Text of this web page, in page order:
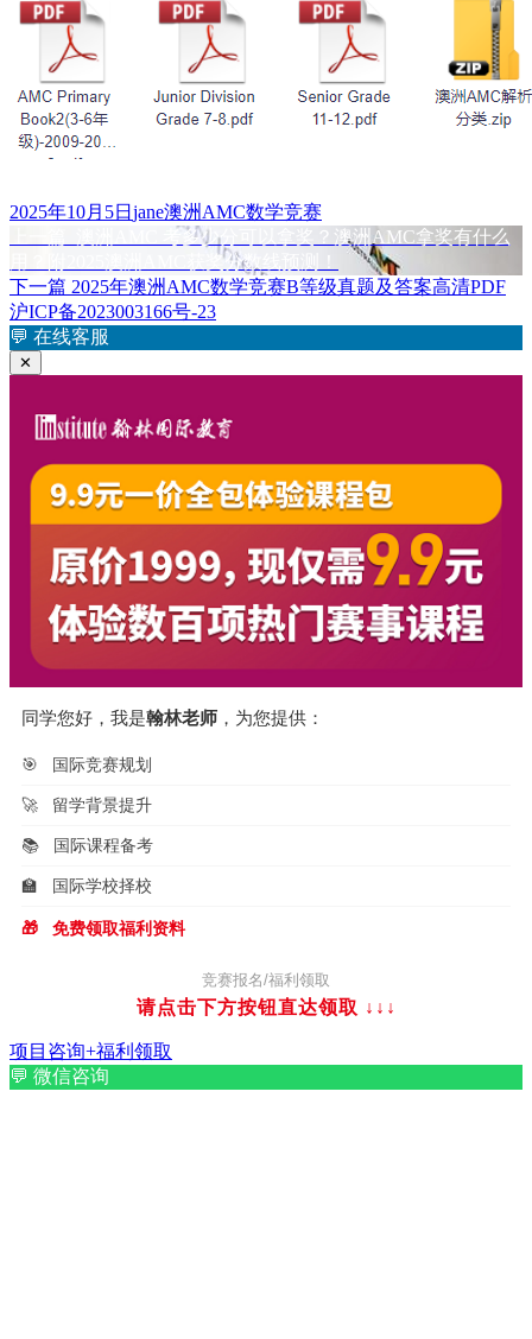
发
2025年10月5日 作
jane标
签
澳洲AMC数学竞赛
文
章
导
航
文
章：
澳洲AMC 考多少分可以拿奖？澳洲AMC拿奖有什么
用？附2025澳洲AMC获奖分数线预测！
下一篇 下
篇
文
2025年澳洲AMC数学竞赛B等级真题及答案高清PDF
沪ICP备2023003166号-23
💬 在线客服
✕
同学您好，我是翰林老师 ，为您提供：
🎯 国际竞赛规划
🚀 留学背景提升
📚 国际课程备考
🏫 国际学校择校
🎁 免费领取福利资料
竞赛报名/福利领取
请点击下方按钮直达领取 ↓↓↓
项目咨询+福利领取
💬 微信咨询